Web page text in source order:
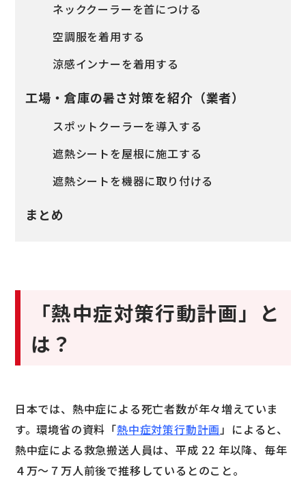
ネッククーラーを首につける
空調服を着用する
涼感インナーを着用する
工場・倉庫の暑さ対策を紹介（業者）
スポットクーラーを導入する
遮熱シートを屋根に施工する
遮熱シートを機器に取り付ける
まとめ
「熱中症対策行動計画」と
は？
日本では、熱中症による死亡者数が年々増えていま
す。環境省の資料「熱中症対策行動計画」によると、
熱中症による救急搬送人員は、平成 22 年以降、毎年
４万～７万人前後で推移しているとのこと。